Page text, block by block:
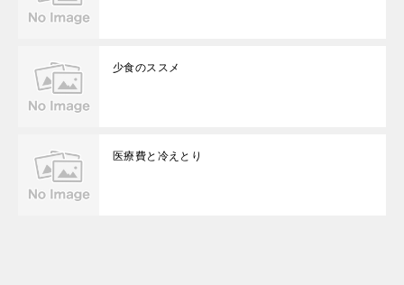
少食のススメ
医療費と冷えとり